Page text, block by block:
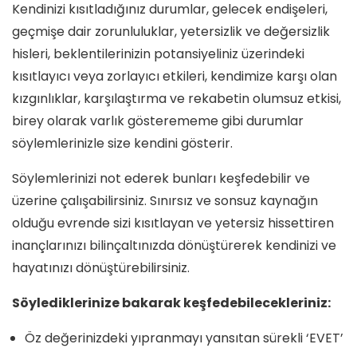
Kendinizi kısıtladığınız durumlar, gelecek endişeleri,
geçmişe dair zorunluluklar, yetersizlik ve değersizlik
hisleri, beklentilerinizin potansiyeliniz üzerindeki
kısıtlayıcı veya zorlayıcı etkileri, kendimize karşı olan
kızgınlıklar, karşılaştırma ve rekabetin olumsuz etkisi,
birey olarak varlık gösterememe gibi durumlar
söylemlerinizle size kendini gösterir.
Söylemlerinizi not ederek bunları keşfedebilir ve
üzerine çalışabilirsiniz. Sınırsız ve sonsuz kaynağın
olduğu evrende sizi kısıtlayan ve yetersiz hissettiren
inançlarınızı bilinçaltınızda dönüştürerek kendinizi ve
hayatınızı dönüştürebilirsiniz.
Söylediklerinize bakarak keşfedebilecekleriniz:
Öz değerinizdeki yıpranmayı yansıtan sürekli ‘EVET’